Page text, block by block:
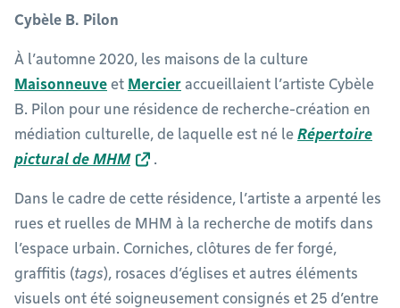
Cybèle B. Pilon
À l’automne 2020, les maisons de la culture
Maisonneuve et Mercier accueillaient l’artiste Cybèle
B. Pilon pour une résidence de recherche-création en
médiation culturelle, de laquelle est né le Répertoire
pictural de MHM
.
Dans le cadre de cette résidence, l’artiste a arpenté les
rues et ruelles de MHM à la recherche de motifs dans
l’espace urbain. Corniches, clôtures de fer forgé,
graffitis (tags), rosaces d’églises et autres éléments
visuels ont été soigneusement consignés et 25 d’entre